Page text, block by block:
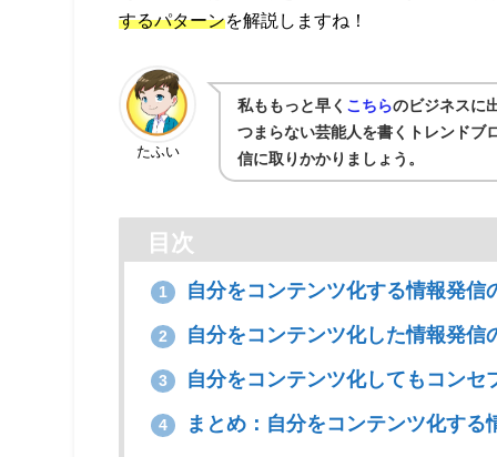
するパターンを解説しますね！
たふい
私ももっと早く こちらのビジネスに
つまらない芸能人を書くトレンドブ
信に取りかかりましょう。
目次
1 自分をコンテンツ化する情報発
2 自分をコンテンツ化した情報発信
3 自分をコンテンツ化してもコン
4 まとめ：自分をコンテンツ化す